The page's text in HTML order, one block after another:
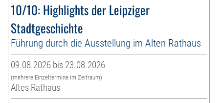
10/10: Highlights der Leipziger
Stadtgeschichte
Führung durch die Ausstellung im Alten Rathaus
09.08.2026 bis 23.08.2026
(mehrere Einzeltermine im Zeitraum)
Altes Rathaus